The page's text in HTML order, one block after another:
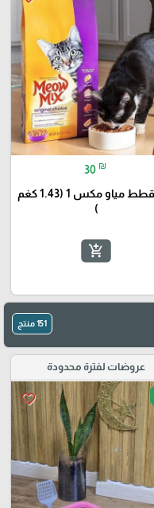
🎓
30 ₪
اكل قطط مياو مكس 1 (1.43 كغم
)
add_shopping_cart
151 منتج
عروضات لفترة محدودة
favorite_border